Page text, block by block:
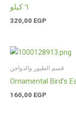
٦ كيلو
320,00 EGP
قسم الطيور والدواجن
Ornamental Bird’s
160,00 EGP